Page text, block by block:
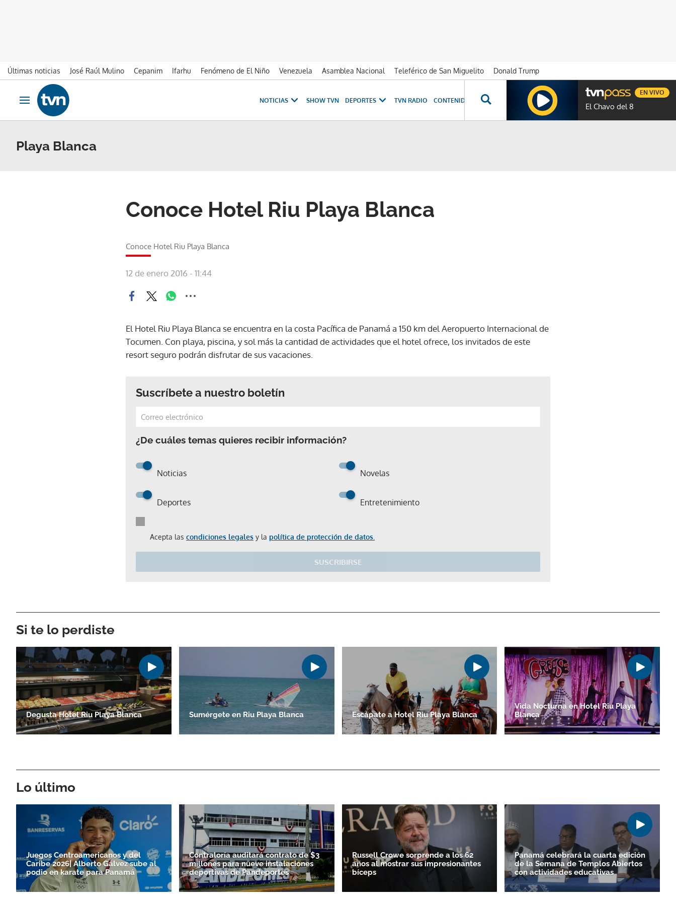
Últimas noticias José Raúl Mulino Cepanim Ifarhu Fenómeno de El Niño Venezuela Asamblea Nacional Teleférico de San Miguelito
Donald Trump
Ir al contenido
Obrir navegació
NOTICIAS SHOW TVN DEPORTES TVN RADIO CONTENIDOS ESPECIALES NOVELAS GENTE TVN
El Chavo del 8
EN VIVO
Playa Blanca
Conoce Hotel Riu Playa Blanca
Conoce Hotel Riu Playa Blanca
12 de enero 2016 - 11:44
El Hotel Riu Playa Blanca se encuentra en la costa Pacífica de Panamá a 150 km del Aeropuerto Internacional de
Tocumen. Con playa, piscina, y sol más la cantidad de actividades que el hotel ofrece, los invitados de este
resort seguro podrán disfrutar de sus vacaciones.
Suscríbete a nuestro boletín
¿De cuáles temas quieres recibir información?
Noticias Novelas
Deportes Entretenimiento
Acepta las condiciones legales y la política de protección de datos.
SUSCRIBIRSE
Gracias por suscribirte a nuestro boletín.
Si te lo perdiste
Degusta Hotel Riu Playa Blanca Sumérgete en Riu Playa Blanca Escápate a Hotel Riu Playa Blanca
Vida Nocturna en Hotel Riu Playa
Blanca
Lo último
Juegos Centroamericanos y del
Caribe 2026| Alberto Gálvez sube al
podio en karate para Panamá
Contraloría auditará contrato de $3
millones para nueve instalaciones
deportivas de Pandeportes
Russell Crowe sorprende a los 62
años al mostrar sus impresionantes
bíceps
Panamá celebrará la cuarta edición
de la Semana de Templos Abiertos
con actividades educativas